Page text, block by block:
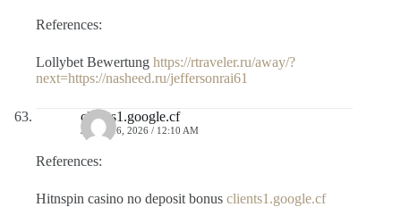
References:
Lollybet Bewertung https://rtraveler.ru/away/?
next=https://nasheed.ru/jeffersonrai61
clients1.google.cf
JULIO 16, 2026 / 12:10 AM
References:
Hitnspin casino no deposit bonus clients1.google.cf